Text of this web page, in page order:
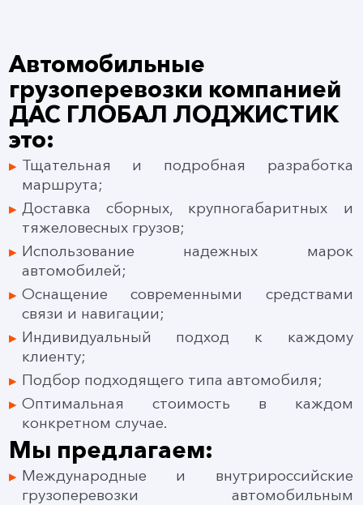
Автомобильные
грузоперевозки компанией
ДАС ГЛОБАЛ ЛОДЖИСТИК
это:
Тщательная и подробная разработка
маршрута;
Доставка сборных, крупногабаритных и
тяжеловесных грузов;
Использование надежных марок
автомобилей;
Оснащение современными средствами
связи и навигации;
Индивидуальный подход к каждому
клиенту;
Подбор подходящего типа автомобиля;
Оптимальная стоимость в каждом
конкретном случае.
Мы предлагаем:
Международные и внутрироссийские
грузоперевозки автомобильным